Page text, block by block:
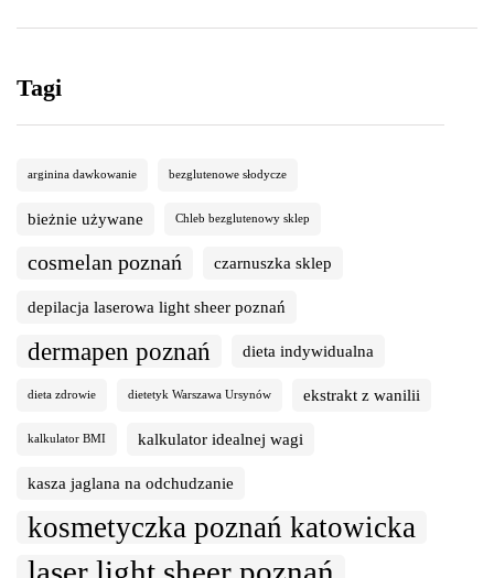
Tagi
arginina dawkowanie bezglutenowe słodycze
bieżnie używane Chleb bezglutenowy sklep
cosmelan poznań czarnuszka sklep
depilacja laserowa light sheer poznań
dermapen poznań dieta indywidualna
dieta zdrowie dietetyk Warszawa Ursynów ekstrakt z wanilii
kalkulator BMI kalkulator idealnej wagi
kasza jaglana na odchudzanie
kosmetyczka poznań katowicka